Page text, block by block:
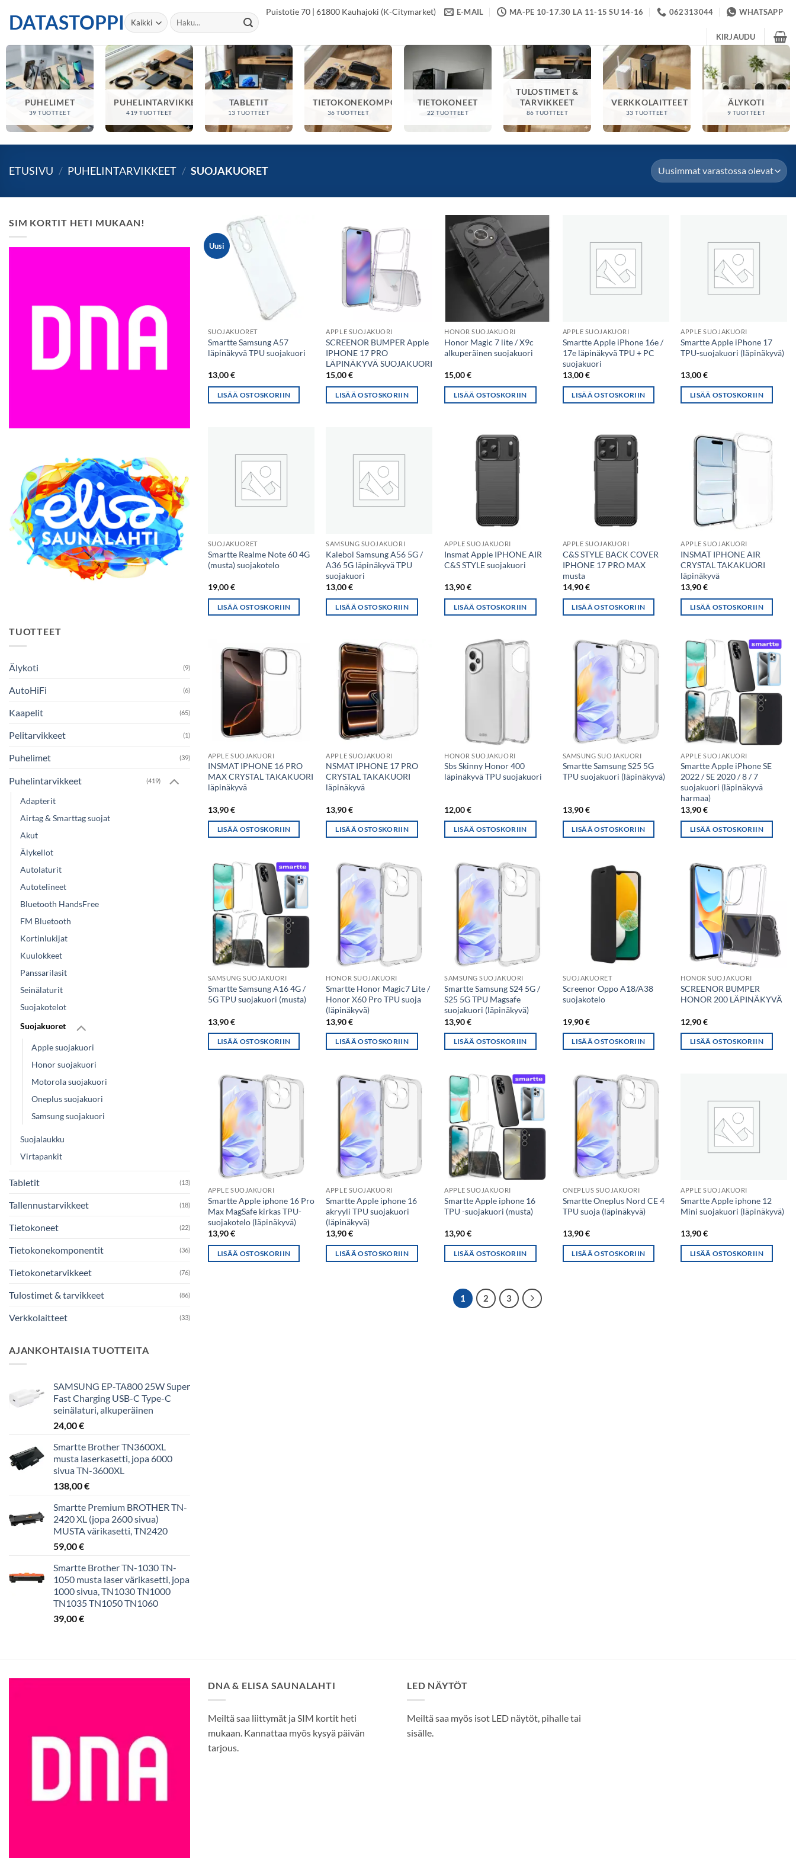
DATASTOPPI Etsi:
Puistotie 70 | 61800 Kauhajoki (K-Citymarket) E-MAIL MA-PE 10-17.30 LA 11-15 SU 14-16 062313044 WHATSAPP
KIRJAUDU
PUHELIMET
39 TUOTTEET
PUHELINTARVIKKEET
419 TUOTTEET
TABLETIT
13 TUOTTEET
TIETOKONEKOMPONENTIT
36 TUOTTEET
TIETOKONEET
22 TUOTTEET
TULOSTIMET &
TARVIKKEET
86 TUOTTEET
VERKKOLAITTEET
33 TUOTTEET
ÄLYKOTI
9 TUOTTEET
ETUSIVU / PUHELINTARVIKKEET / SUOJAKUORET
SIM KORTIT HETI MUKAAN!
TUOTTEET
Älykoti (9)
AutoHiFi (6)
Kaapelit (65)
Pelitarvikkeet (1)
Puhelimet (39)
Puhelintarvikkeet (419)
Adapterit
Airtag & Smarttag suojat
Akut
Älykellot
Autolaturit
Autotelineet
Bluetooth HandsFree
FM Bluetooth
Kortinlukijat
Kuulokkeet
Panssarilasit
Seinälaturit
Suojakotelot
Suojakuoret
Apple suojakuori
Honor suojakuori
Motorola suojakuori
Oneplus suojakuori
Samsung suojakuori
Suojalaukku
Virtapankit
Tabletit (13)
Tallennustarvikkeet (18)
Tietokoneet (22)
Tietokonekomponentit (36)
Tietokonetarvikkeet (76)
Tulostimet & tarvikkeet (86)
Verkkolaitteet (33)
AJANKOHTAISIA TUOTTEITA
SAMSUNG EP-TA800 25W Super
Fast Charging USB-C Type-C
seinälaturi, alkuperäinen
24,00€
Smartte Brother TN3600XL
musta laserkasetti, jopa 6000
sivua TN-3600XL
138,00€
Smartte Premium BROTHER TN-
2420 XL (jopa 2600 sivua)
MUSTA värikasetti, TN2420
59,00€
Smartte Brother TN-1030 TN-
1050 musta laser värikasetti, jopa
1000 sivua, TN1030 TN1000
TN1035 TN1050 TN1060
39,00€
Uusi
SUOJAKUORET
Smartte Samsung A57
läpinäkyvä TPU suojakuori
13,00€
LISÄÄ OSTOSKORIIN
APPLE SUOJAKUORI
SCREENOR BUMPER Apple
IPHONE 17 PRO
LÄPINÄKYVÄ SUOJAKUORI
15,00€
LISÄÄ OSTOSKORIIN
HONOR SUOJAKUORI
Honor Magic 7 lite / X9c
alkuperäinen suojakuori
15,00€
LISÄÄ OSTOSKORIIN
APPLE SUOJAKUORI
Smartte Apple iPhone 16e /
17e läpinäkyvä TPU + PC
suojakuori
13,00€
LISÄÄ OSTOSKORIIN
APPLE SUOJAKUORI
Smartte Apple iPhone 17
TPU-suojakuori (läpinäkyvä)
13,00€
LISÄÄ OSTOSKORIIN
SUOJAKUORET
Smartte Realme Note 60 4G
(musta) suojakotelo
19,00€
LISÄÄ OSTOSKORIIN
SAMSUNG SUOJAKUORI
Kalebol Samsung A56 5G /
A36 5G läpinäkyvä TPU
suojakuori
13,00€
LISÄÄ OSTOSKORIIN
APPLE SUOJAKUORI
Insmat Apple IPHONE AIR
C&S STYLE suojakuori
13,90€
LISÄÄ OSTOSKORIIN
APPLE SUOJAKUORI
C&S STYLE BACK COVER
IPHONE 17 PRO MAX
musta
14,90€
LISÄÄ OSTOSKORIIN
APPLE SUOJAKUORI
INSMAT IPHONE AIR
CRYSTAL TAKAKUORI
läpinäkyvä
13,90€
LISÄÄ OSTOSKORIIN
APPLE SUOJAKUORI
INSMAT IPHONE 16 PRO
MAX CRYSTAL TAKAKUORI
läpinäkyvä
13,90€
LISÄÄ OSTOSKORIIN
APPLE SUOJAKUORI
NSMAT IPHONE 17 PRO
CRYSTAL TAKAKUORI
läpinäkyvä
13,90€
LISÄÄ OSTOSKORIIN
HONOR SUOJAKUORI
Sbs Skinny Honor 400
läpinäkyvä TPU suojakuori
12,00€
LISÄÄ OSTOSKORIIN
SAMSUNG SUOJAKUORI
Smartte Samsung S25 5G
TPU suojakuori (läpinäkyvä)
13,90€
LISÄÄ OSTOSKORIIN
APPLE SUOJAKUORI
Smartte Apple iPhone SE
2022 / SE 2020 / 8 / 7
suojakuori (läpinäkyvä
harmaa)
13,90€
LISÄÄ OSTOSKORIIN
SAMSUNG SUOJAKUORI
Smartte Samsung A16 4G /
5G TPU suojakuori (musta)
13,90€
LISÄÄ OSTOSKORIIN
HONOR SUOJAKUORI
Smartte Honor Magic7 Lite /
Honor X60 Pro TPU suoja
(läpinäkyvä)
13,90€
LISÄÄ OSTOSKORIIN
SAMSUNG SUOJAKUORI
Smartte Samsung S24 5G /
S25 5G TPU Magsafe
suojakuori (läpinäkyvä)
13,90€
LISÄÄ OSTOSKORIIN
SUOJAKUORET
Screenor Oppo A18/A38
suojakotelo
19,90€
LISÄÄ OSTOSKORIIN
HONOR SUOJAKUORI
SCREENOR BUMPER
HONOR 200 LÄPINÄKYVÄ
12,90€
LISÄÄ OSTOSKORIIN
APPLE SUOJAKUORI
Smartte Apple iphone 16 Pro
Max MagSafe kirkas TPU-
suojakotelo (läpinäkyvä)
13,90€
LISÄÄ OSTOSKORIIN
APPLE SUOJAKUORI
Smartte Apple iphone 16
akryyli TPU suojakuori
(läpinäkyvä)
13,90€
LISÄÄ OSTOSKORIIN
APPLE SUOJAKUORI
Smartte Apple iphone 16
TPU -suojakuori (musta)
13,90€
LISÄÄ OSTOSKORIIN
ONEPLUS SUOJAKUORI
Smartte Oneplus Nord CE 4
TPU suoja (läpinäkyvä)
13,90€
LISÄÄ OSTOSKORIIN
APPLE SUOJAKUORI
Smartte Apple iphone 12
Mini suojakuori (läpinäkyvä)
13,90€
LISÄÄ OSTOSKORIIN
1 2 3
DNA & ELISA SAUNALAHTI
Meiltä saa liittymät ja SIM kortit heti
mukaan. Kannattaa myös kysyä päivän
tarjous.
LED NÄYTÖT
Meiltä saa myös isot LED näytöt, pihalle tai
sisälle.